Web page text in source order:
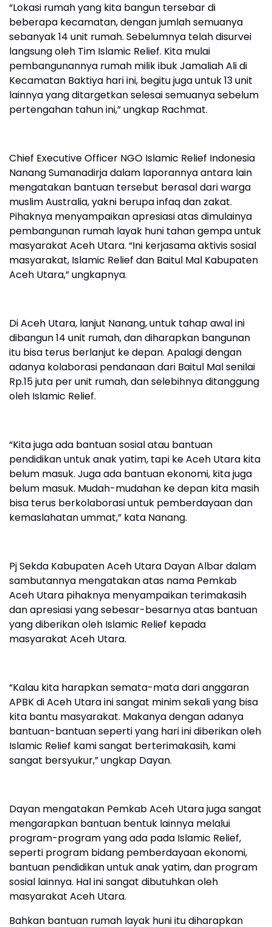
“Lokasi rumah yang kita bangun tersebar di
beberapa kecamatan, dengan jumlah semuanya
sebanyak 14 unit rumah. Sebelumnya telah disurvei
langsung oleh Tim Islamic Relief. Kita mulai
pembangunannya rumah milik ibuk Jamaliah Ali di
Kecamatan Baktiya hari ini, begitu juga untuk 13 unit
lainnya yang ditargetkan selesai semuanya sebelum
pertengahan tahun ini,” ungkap Rachmat.
Chief Executive Officer NGO Islamic Relief Indonesia
Nanang Sumanadirja dalam laporannya antara lain
mengatakan bantuan tersebut berasal dari warga
muslim Australia, yakni berupa infaq dan zakat.
Pihaknya menyampaikan apresiasi atas dimulainya
pembangunan rumah layak huni tahan gempa untuk
masyarakat Aceh Utara. “Ini kerjasama aktivis sosial
masyarakat, Islamic Relief dan Baitul Mal Kabupaten
Aceh Utara,” ungkapnya.
Di Aceh Utara, lanjut Nanang, untuk tahap awal ini
dibangun 14 unit rumah, dan diharapkan bangunan
itu bisa terus berlanjut ke depan. Apalagi dengan
adanya kolaborasi pendanaan dari Baitul Mal senilai
Rp.15 juta per unit rumah, dan selebihnya ditanggung
oleh Islamic Relief.
“Kita juga ada bantuan sosial atau bantuan
pendidikan untuk anak yatim, tapi ke Aceh Utara kita
belum masuk. Juga ada bantuan ekonomi, kita juga
belum masuk. Mudah-mudahan ke depan kita masih
bisa terus berkolaborasi untuk pemberdayaan dan
kemaslahatan ummat,” kata Nanang.
Pj Sekda Kabupaten Aceh Utara Dayan Albar dalam
sambutannya mengatakan atas nama Pemkab
Aceh Utara pihaknya menyampaikan terimakasih
dan apresiasi yang sebesar-besarnya atas bantuan
yang diberikan oleh Islamic Relief kepada
masyarakat Aceh Utara.
“Kalau kita harapkan semata-mata dari anggaran
APBK di Aceh Utara ini sangat minim sekali yang bisa
kita bantu masyarakat. Makanya dengan adanya
bantuan-bantuan seperti yang hari ini diberikan oleh
Islamic Relief kami sangat berterimakasih, kami
sangat bersyukur,” ungkap Dayan.
Dayan mengatakan Pemkab Aceh Utara juga sangat
mengarapkan bantuan bentuk lainnya melalui
program-program yang ada pada Islamic Relief,
seperti program bidang pemberdayaan ekonomi,
bantuan pendidikan untuk anak yatim, dan program
sosial lainnya. Hal ini sangat dibutuhkan oleh
masyarakat Aceh Utara.
Bahkan bantuan rumah layak huni itu diharapkan